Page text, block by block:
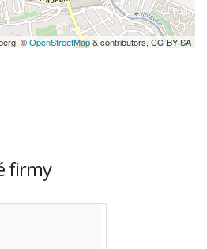
©OpenStreetMap& contributors, CC-BY-SA
firmy